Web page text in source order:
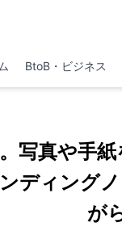
BtoB・ビジネス
写真や手
ディング
が